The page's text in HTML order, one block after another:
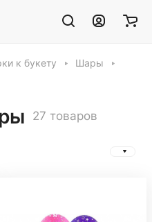
к букету
Шары
27 товаров